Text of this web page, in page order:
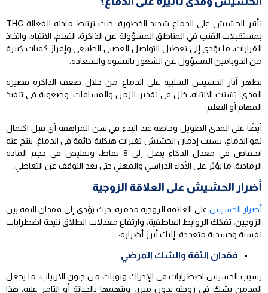
تأثير الحشيش على الدماغ شديد الخطورة، حيث ترتبط مادته الفعالة THC
بمستقبلات القنب في المناطق المسؤولة عن الذاكرة، التعلم، الانتباه، واتخاذ
القرارات، ما يؤدي إلى تعطيل التواصل العصبي الطبيعي وإفراز كميات كبيرة
من الدوبامين المسؤول عن الشعور بالنشوة والسعادة.
تظهر آثار الحشيش السلبية على الدماغ من خلال ضعف الذاكرة قصيرة
المدى، تشتت الانتباه، خلل في تقدير الزمن والمسافات، وصعوبة في تنفيذ
المهام أو التعلم.
أيضًا على المدى الطويل وخاصة عند البدء في سن المراهقة أي قبل اكتمال
نمو الدماغ، يسبب إدمان الحشيش تغيرات هيكلية دائمة في الدماغ، ينتج عنه
انخفاض في معدل الذكاء يصل إلى 8 نقاط، وتقليص في حجم المادة
الرمادية، ما يؤثر على الأداء الدراسي والمهني حتى بعد التوقف عن التعاطي.
أضرار الحشيش على العلاقة الزوجية
أضرار الحشيش على العلاقة الزوجية مدمرة، حيث يؤدي إلى فقدان الثقة بين
الزوجين، تفكك الروابط العاطفية، وارتفاع معدلات الطلاق نتيجة اضطرابات
نفسية وجسدية متعددة، إليك أبرز أضراره:
فقدان الثقة والشك المرضي
يسبب الحشيش اضطرابات في الإدراك ونوبات من جنون الارتياب، ما يجعل
المدمن يشك في زوجته بدون مبرر، ويتهمها بالخيانة أو التآمر عليه، هذا